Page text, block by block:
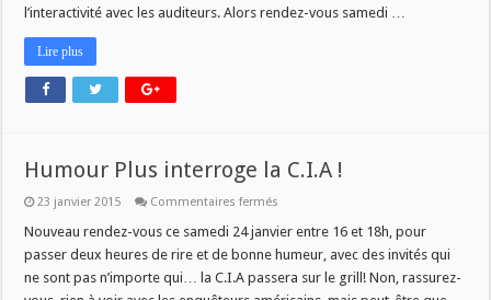
l’interactivité avec les auditeurs. Alors rendez-vous samedi …
Lire plus
Humour Plus interroge la C.I.A !
23 janvier 2015 Commentaires fermés
Plus
la
C.I.A
!
Nouveau rendez-vous ce samedi 24 janvier entre 16 et 18h, pour
passer deux heures de rire et de bonne humeur, avec des invités qui
ne sont pas n’importe qui… la C.I.A passera sur le grill! Non, rassurez-